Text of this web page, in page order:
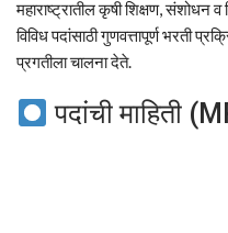
महाराष्ट्रातील कृषी शिक्षण, संशोधन
विविध पदांसाठी गुणवत्तापूर्ण भरती
प्रगतीला चालना देते.
पदांची माहिती